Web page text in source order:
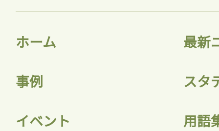
ホーム 最新
事例 スタ
イベント 用語